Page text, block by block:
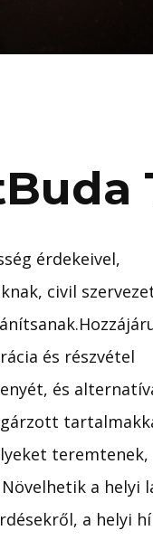
érdekeivel,
civil
és részvétel
és
teremtenek,
a helyi
a helyi